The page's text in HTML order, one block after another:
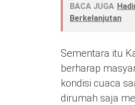
BACA JUGA
Berkelanjutan
Sementara itu
berharap
kondisi cuaca
dirumah saja